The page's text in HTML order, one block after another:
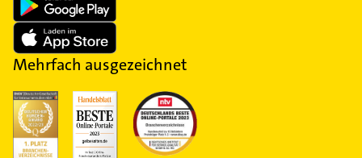
Mehrfach ausgezeichnet